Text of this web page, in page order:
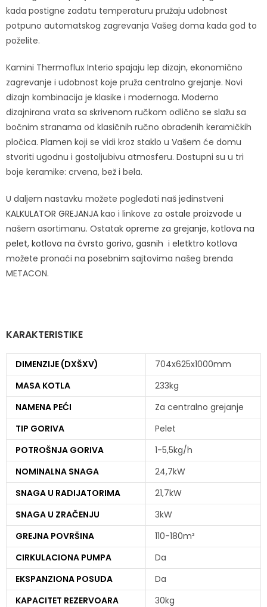
kada postigne zadatu temperaturu pružaju udobnost
potpuno automatskog zagrevanja Vašeg doma kada god to
poželite.
Kamini Thermoflux Interio spajaju lep dizajn, ekonomično
zagrevanje i udobnost koje pruža centralno grejanje. Novi
dizajn kombinacija je klasike i modernoga. Moderno
dizajnirana vrata sa skrivenom ručkom odlično se slažu sa
bočnim stranama od klasičnih ručno obrađenih keramičkih
pločica. Plamen koji se vidi kroz staklo u Vašem će domu
stvoriti ugodnu i gostoljubivu atmosferu. Dostupni su u tri
boje keramike: crvena, bež i bela.
U daljem nastavku možete pogledati naš jedinstveni
KALKULATOR GREJANJA kao i linkove za ostale proizvode u
našem asortimanu. Ostatak opreme za grejanje, kotlova na
pelet, kotlova na čvrsto gorivo, gasnih i eletktro kotlova
možete pronaći na posebnim sajtovima našeg brenda
METACON.
KARAKTERISTIKE
DIMENZIJE (DXŠXV)
704x625x1000mm
MASA KOTLA
233kg
NAMENA PEĆI
Za centralno grejanje
TIP GORIVA
Pelet
POTROŠNJA GORIVA
1-5,5kg/h
NOMINALNA SNAGA
24,7kW
SNAGA U RADIJATORIMA
21,7kW
SNAGA U ZRAČENJU
3kW
GREJNA POVRŠINA
110-180m²
CIRKULACIONA PUMPA
Da
EKSPANZIONA POSUDA
Da
KAPACITET REZERVOARA
30kg